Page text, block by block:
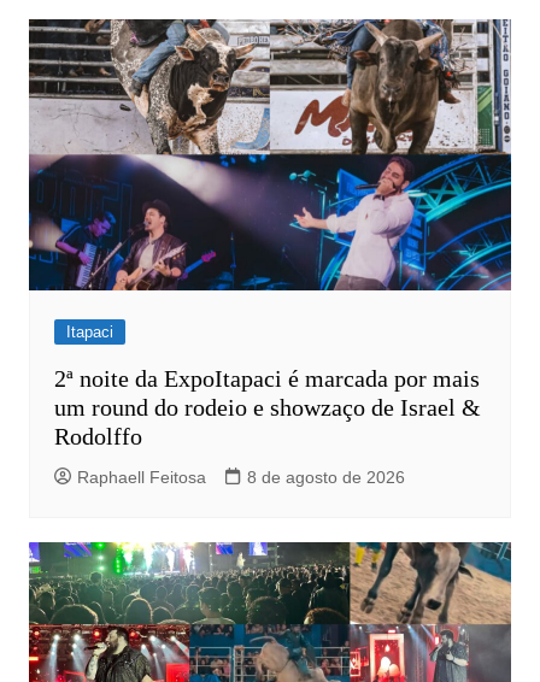
Itapaci
2ª noite da ExpoItapaci é marcada por mais
um round do rodeio e showzaço de Israel &
Rodolffo
Raphaell Feitosa 8 de agosto de 2026